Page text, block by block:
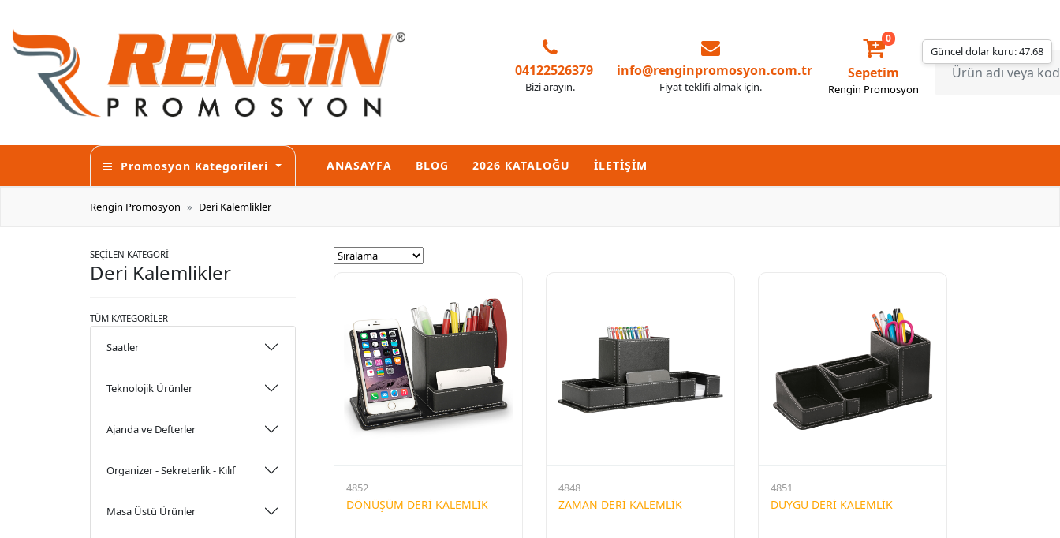
Güncel dolar kuru: 47.68
04122526379
Bizi arayın.
info@renginpromosyon.com.tr
Fiyat teklifi almak için.
Sepetim
0
Rengin Promosyon
Promosyon Kategorileri ANASAYFA BLOG 2026 KATALOĞU İLETİŞİM
Rengin Promosyon Deri Kalemlikler
SEÇİLEN KATEGORİ
Deri Kalemlikler
TÜM KATEGORİLER
Saatler
Teknolojik Ürünler
Ajanda ve Defterler
Organizer - Sekreterlik - Kılıf
Masa Üstü Ürünler
4852
DÖNÜŞÜM DERİ KALEMLİK
4848
ZAMAN DERİ KALEMLİK
4851
DUYGU DERİ KALEMLİK